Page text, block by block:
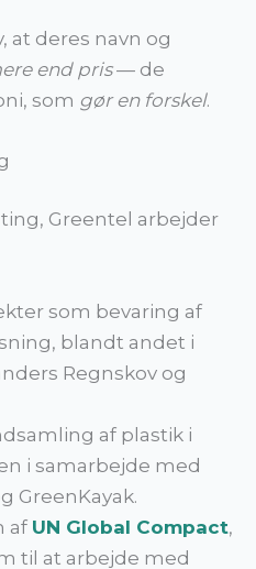
at deres navn og
end pris— de
som gør en forskel.
Greentel arbejder
som bevaring af
blandt andet i
Regnskov og
af plastik i
i samarbejde med
GreenKayak.
af UN Global Compact,
til at arbejde med